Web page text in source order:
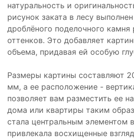
натуральность и
рисунок заката в лесу
дроблёного поделочного камня
оттенков. Это добавляет
объема, придавая ей особую
Размеры картины составляют
мм, а ее расположение -
позволяет вам разместить ее
дома или квартиры таким
стала центральным элементом
привлекала восхищенные